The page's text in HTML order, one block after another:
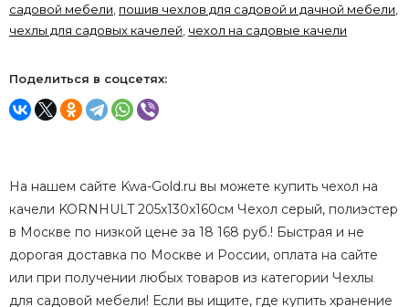
садовой мебели пошив чехлов для садовой и дачной мебели
чехлы для садовых качелей чехол на садовые качели
Поделиться в соцсетях:
На нашем сайте Kwa-Gold.ru вы можете купить чехол на
качели KORNHULT 205x130x160см Чехол серый, полиэстер
в Москве по низкой цене за 18 168 руб.! Быстрая и не
дорогая доставка по Москве и России, оплата на сайте
или при получении любых товаров из категории Чехлы
для садовой мебели! Если вы ищите, где купить хранение